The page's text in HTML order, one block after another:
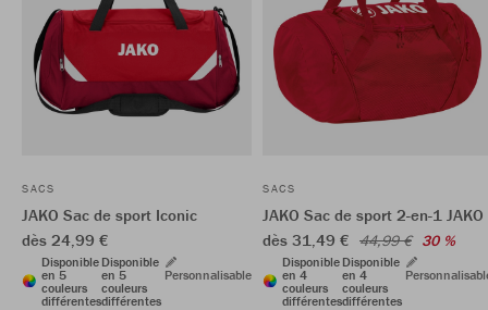
SACS
JAKO Sac de sport Iconic
dès 24,99 €
Disponible
en 5
couleurs
différentes
Disponible
en 5
couleurs
différentes
Personnalisable
SACS
JAKO Sac de sport 2-en-1 JAKO
dès 31,49 € 44,99 € 30 %
Disponible
en 4
couleurs
différentes
Disponible
en 4
couleurs
différentes